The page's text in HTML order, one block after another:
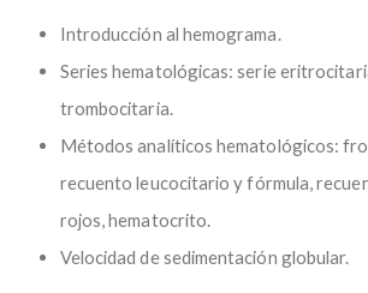
Introducción al hemograma.
Series hematológicas: serie
trombocitaria.
Métodos analíticos hematológicos:
recuento leucocitario y fórmula,
rojos, hematocrito.
Velocidad de sedimentación globular.